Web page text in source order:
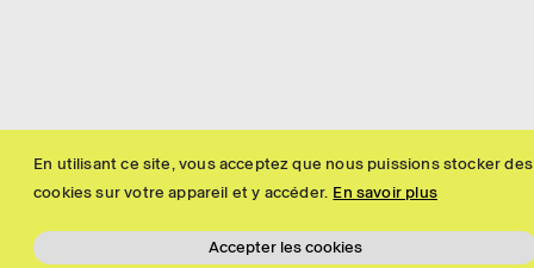
En utilisant ce site, vous acceptez que nous puissions stocker des
cookies sur votre appareil et y accéder. En savoir plus
Accepter les cookies